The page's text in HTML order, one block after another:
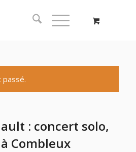
: concert solo,
Combleux